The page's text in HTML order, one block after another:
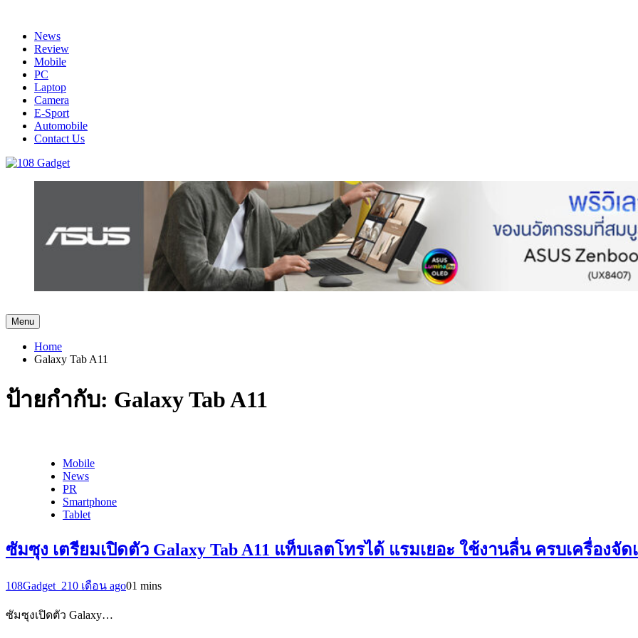
contentNews
Review
Mobile
PC
Laptop
Camera
E-Sport
Automobile
Contact Us
รวบรวมเรื่องราว Gadget IT ,Laptop, Smartphone , ยานยนต์
Menu
Home
Galaxy Tab A11
ป้ายกำกับ: Galaxy Tab A11
Mobile
News
PR
Smartphone
Tablet
ซัมซุง เตรียมเปิดตัว Galaxy Tab A11 แท็บเลตโทรได้ แรมเยอะ ใช้งานลื่น ครบเครื่องจัด
108Gadget_210 เดือน ago01 mins
ซัมซุงเปิดตัว Galaxy…